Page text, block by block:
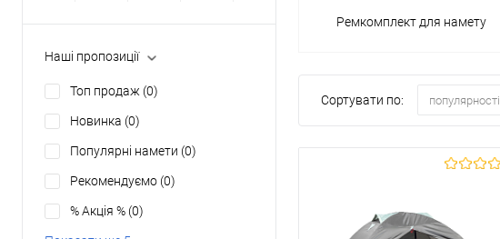
Наші пропозиції
Топ продаж (0)
Новинка (0)
Популярні намети (0)
Рекомендуємо (0)
% Акція % (0)
Ремкомплект для намету
Сортувати по: популярності